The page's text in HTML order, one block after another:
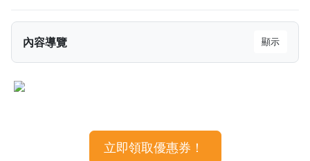
內容導覽 顯示
Gamma 的 5 大功能介紹
功能1：AI 內容生成立即領取優惠券！
1.75x
沒有播放清單